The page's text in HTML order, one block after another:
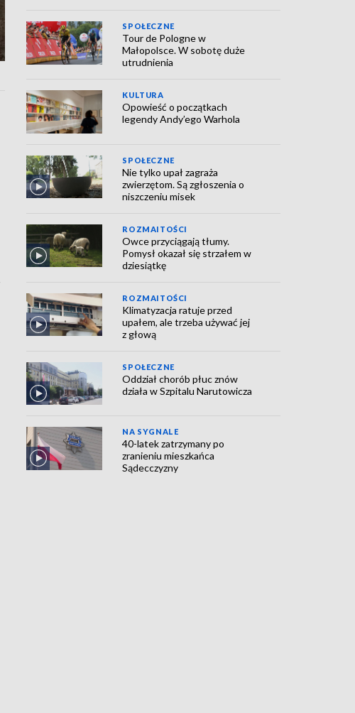
SPOŁECZNE
Tour de Pologne w
Małopolsce. W sobotę duże
utrudnienia
KULTURA
Opowieść o początkach
legendy Andy’ego Warhola
SPOŁECZNE
Nie tylko upał zagraża
zwierzętom. Są zgłoszenia o
niszczeniu misek
ROZMAITOŚCI
Owce przyciągają tłumy.
Pomysł okazał się strzałem w
dziesiątkę
ROZMAITOŚCI
Klimatyzacja ratuje przed
upałem, ale trzeba używać jej
z głową
SPOŁECZNE
Oddział chorób płuc znów
działa w Szpitalu Narutowicza
NA SYGNALE
40-latek zatrzymany po
zranieniu mieszkańca
Sądecczyzny